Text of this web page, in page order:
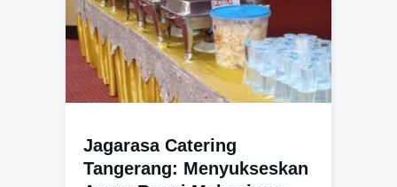
Jagarasa Catering
Tangerang: Menyukseskan